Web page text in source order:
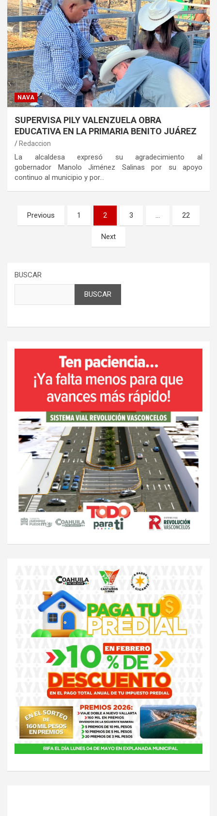
NAVA
SUPERVISA PILY VALENZUELA OBRA
EDUCATIVA EN LA PRIMARIA BENITO JUÁREZ
Redaccion
La alcaldesa expresó su agradecimiento al
gobernador Manolo Jiménez Salinas por su apoyo
continuo al municipio y por…
Paginación
de
Previous 1 2 3 … 22
Next
BUSCAR
BUSCAR